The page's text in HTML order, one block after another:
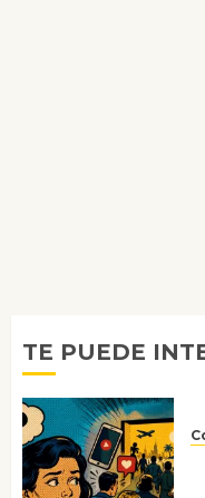
TE PUEDE